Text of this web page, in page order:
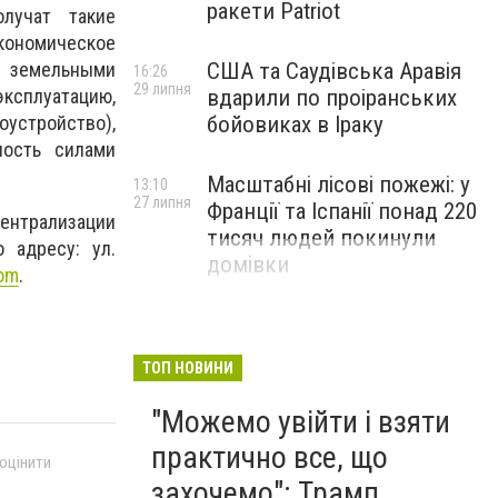
такие
земельными
силами
адресу: ул.
.
ракети Patriot
США та Саудівська Аравія
вдарили по проіранських
бойовиках в Іраку
16:26
29 липня
Масштабні лісові пожежі: у
Франції та Іспанії понад 220
тисяч людей покинули
домівки
13:10
27 липня
ТОП НОВИНИ
"Можемо увійти і взяти
практично все, що